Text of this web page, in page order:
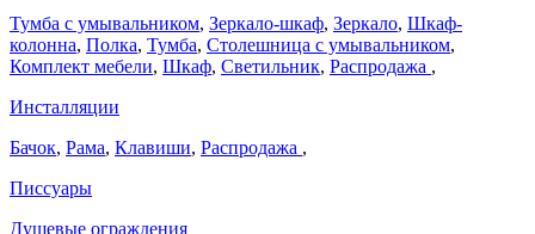
Тумба с умывальником, Зеркало-шкаф, Зеркало, Шкаф-
колонна, Полка, Тумба, Столешница с умывальником,
Комплект мебели, Шкаф, Светильник, Распродажа ,
Инсталляции
Бачок, Рама, Клавиши, Распродажа ,
Писсуары
Душевые ограждения